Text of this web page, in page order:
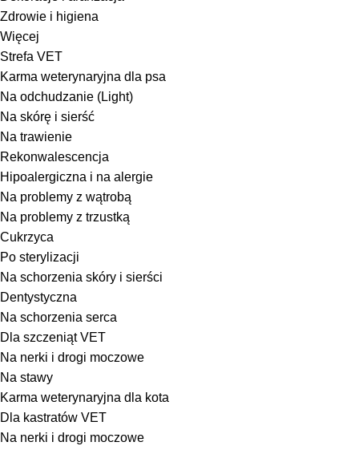
Zdrowie i higiena
Więcej
Strefa VET
Karma weterynaryjna dla psa
Na odchudzanie (Light)
Na skórę i sierść
Na trawienie
Rekonwalescencja
Hipoalergiczna i na alergie
Na problemy z wątrobą
Na problemy z trzustką
Cukrzyca
Po sterylizacji
Na schorzenia skóry i sierści
Dentystyczna
Na schorzenia serca
Dla szczeniąt VET
Na nerki i drogi moczowe
Na stawy
Karma weterynaryjna dla kota
Dla kastratów VET
Na nerki i drogi moczowe